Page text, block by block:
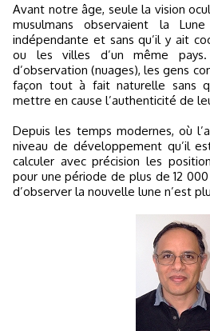
Avant notre âge, seule la vision
musulmans observaient la
indépendante et sans qu’il y ait
ou les villes d’un même pays.
d’observation (nuages), les gens
façon tout à fait naturelle sans
mettre en cause l’authenticité de
Depuis les temps modernes, où
niveau de développement qu’il
calculer avec précision les
pour une période de plus de 12
d’observer la nouvelle lune n’est